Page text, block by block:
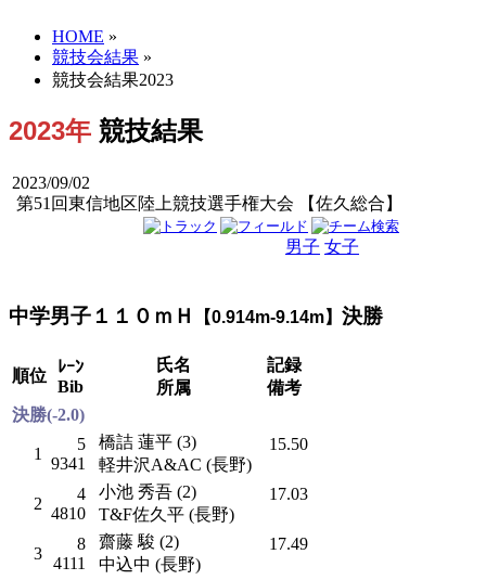
HOME »
競技会結果 »
競技会結果2023
2023年 競技結果
2023/09/02
第51回東信地区陸上競技選手権大会 【佐久総合】
男子 女子
中学男子１１０ｍＨ 【0.914m-9.14m】 決勝
順位
ﾚｰﾝ
Bib
氏名
所属
記録
備考
決勝(-2.0)
1
5
9341
橋詰 蓮平 (3)
軽井沢A&AC (長野)
15.50
2
4
4810
小池 秀吾 (2)
T&F佐久平 (長野)
17.03
3
8
4111
齋藤 駿 (2)
中込中 (長野)
17.49